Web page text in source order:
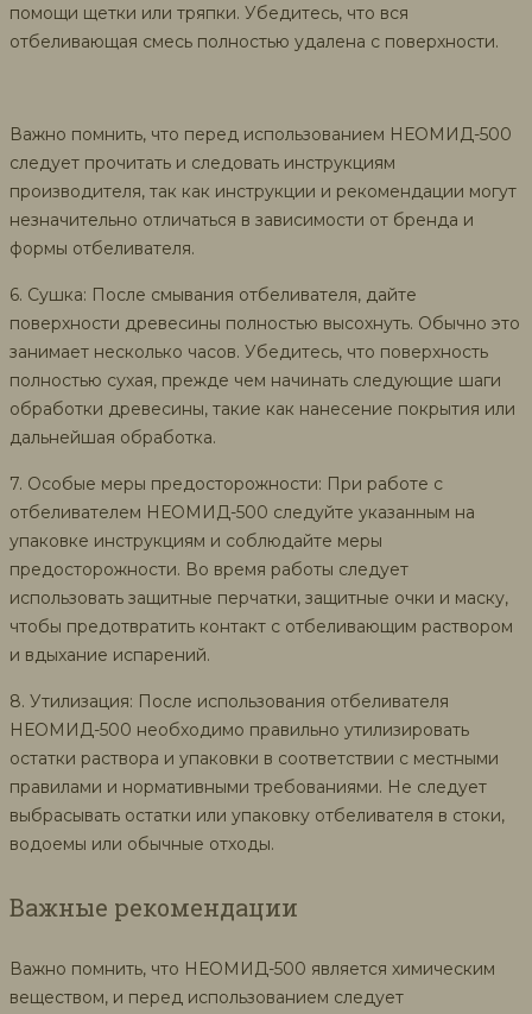
помощи щетки или тряпки. Убедитесь, что вся
отбеливающая смесь полностью удалена с поверхности.
Важно помнить, что перед использованием НЕОМИД-500
следует прочитать и следовать инструкциям
производителя, так как инструкции и рекомендации могут
незначительно отличаться в зависимости от бренда и
формы отбеливателя.
6. Сушка: После смывания отбеливателя, дайте
поверхности древесины полностью высохнуть. Обычно это
занимает несколько часов. Убедитесь, что поверхность
полностью сухая, прежде чем начинать следующие шаги
обработки древесины, такие как нанесение покрытия или
дальнейшая обработка.
7. Особые меры предосторожности: При работе с
отбеливателем НЕОМИД-500 следуйте указанным на
упаковке инструкциям и соблюдайте меры
предосторожности. Во время работы следует
использовать защитные перчатки, защитные очки и маску,
чтобы предотвратить контакт с отбеливающим раствором
и вдыхание испарений.
8. Утилизация: После использования отбеливателя
НЕОМИД-500 необходимо правильно утилизировать
остатки раствора и упаковки в соответствии с местными
правилами и нормативными требованиями. Не следует
выбрасывать остатки или упаковку отбеливателя в стоки,
водоемы или обычные отходы.
Важные рекомендации
Важно помнить, что НЕОМИД-500 является химическим
веществом, и перед использованием следует